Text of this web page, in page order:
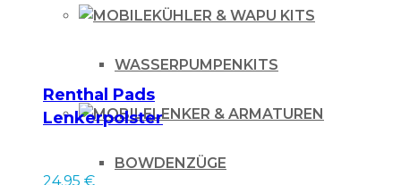
KÜHLER & WAPU KITS
WASSERPUMPENKITS
LENKER & ARMATUREN
BOWDENZÜGE
Renthal Pads
Lenkerpolster
24.95 €